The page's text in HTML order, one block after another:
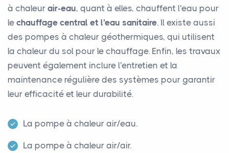
à chaleur air-eau, quant à elles, chauffent l'eau pour
le chauffage central et l'eau sanitaire. Il existe aussi
des pompes à chaleur géothermiques, qui utilisent
la chaleur du sol pour le chauffage. Enfin, les travaux
peuvent également inclure l'entretien et la
maintenance régulière des systèmes pour garantir
leur efficacité et leur durabilité.
La pompe à chaleur air/eau.
La pompe à chaleur air/air.